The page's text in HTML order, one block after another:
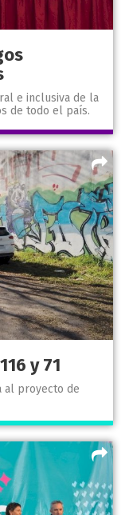
e inclusiva de la
de todo el país.
y 71
al proyecto de